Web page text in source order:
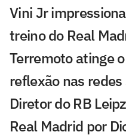
Vini Jr
treino do Real
Terremoto atinge
reflexão nas redes
Diretor do RB
Real Madrid por